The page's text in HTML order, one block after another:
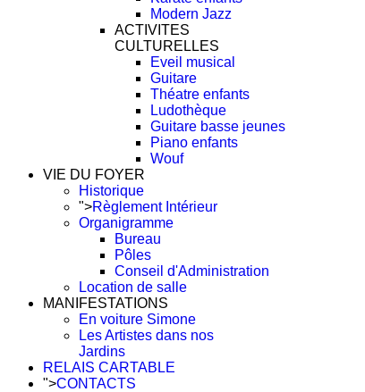
Modern Jazz
ACTIVITES
CULTURELLES
Eveil musical
Guitare
Théatre enfants
Ludothèque
Guitare basse jeunes
Piano enfants
Wouf
VIE DU FOYER
Historique
">Règlement Intérieur
Organigramme
Bureau
Pôles
Conseil d'Administration
Location de salle
MANIFESTATIONS
En voiture Simone
Les Artistes dans nos
Jardins
RELAIS CARTABLE
">CONTACTS